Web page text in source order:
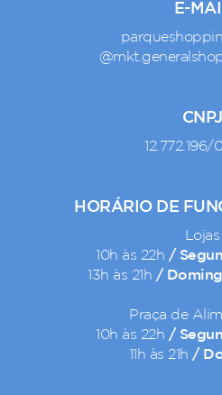
E-
CNPJ
12.772.196/
HORÁRIO DE
Lojas
10h às 22h /
13h às 21h /
Praça de
10h às 22h /
11h às 21h/